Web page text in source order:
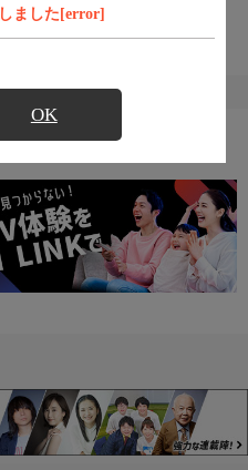
ました[error]
OK